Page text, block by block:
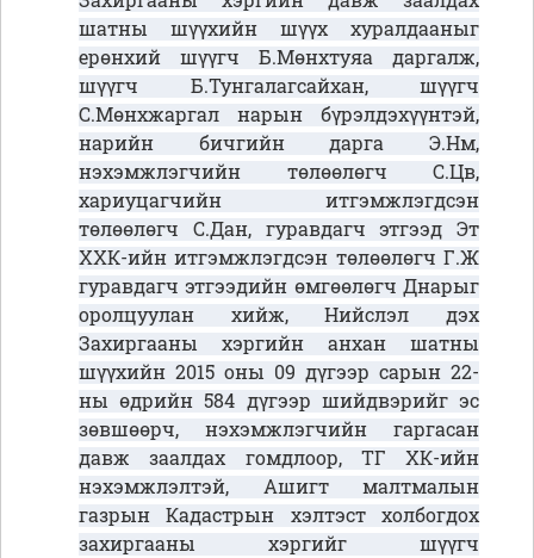
шатны шүүхийн шүүх хуралдааныг
ерөнхий шүүгч Б.Мөнхтуяа даргалж,
шүүгч Б.Тунгалагсайхан, шүүгч
С.Мөнхжаргал нарын бүрэлдэхүүнтэй,
нарийн бичгийн дарга Э.Нм,
нэхэмжлэгчийн төлөөлөгч С.Цв,
хариуцагчийн итгэмжлэгдсэн
төлөөлөгч С.Дан, гуравдагч этгээд Эт
ХХК-ийн итгэмжлэгдсэн төлөөлөгч Г.Ж
гуравдагч этгээдийн өмгөөлөгч Днарыг
оролцуулан хийж, Нийслэл дэх
Захиргааны хэргийн анхан шатны
шүүхийн 2015 оны 09 дүгээр сарын 22-
ны өдрийн 584 дүгээр шийдвэрийг эс
зөвшөөрч, нэхэмжлэгчийн гаргасан
давж заалдах гомдлоор, ТГ ХК-ийн
нэхэмжлэлтэй, Ашигт малтмалын
газрын Кадастрын хэлтэст холбогдох
захиргааны хэргийг шүүгч